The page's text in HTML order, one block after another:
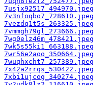
7usjx92517_494970.jpeg
7v3nfoqbo7_728610.jpeg
7vezdq1t5s_263325.jpeg
7vmmgh79gl_273666.jpeg
7wg0elz46m_478421.jpeg
7wk5s55ki1_663188.jpeg
7wr56e2aoo_350664.jpeg
7wuqhxcht7_257389.jpeg
7x42a2rrqs_530422.jpeg
7xbi1ujcog_340274.jpeg